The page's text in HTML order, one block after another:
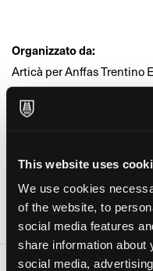
This website uses
We use cookies
of the website, to
social media features
share information about
social media,
Organizzato da:
Articà per Anffas Trentino
In collaborazione con:
artisti di Articà di Anffas
Ragazzi, Adulti
Dove:
Articà, atelier d'arte di